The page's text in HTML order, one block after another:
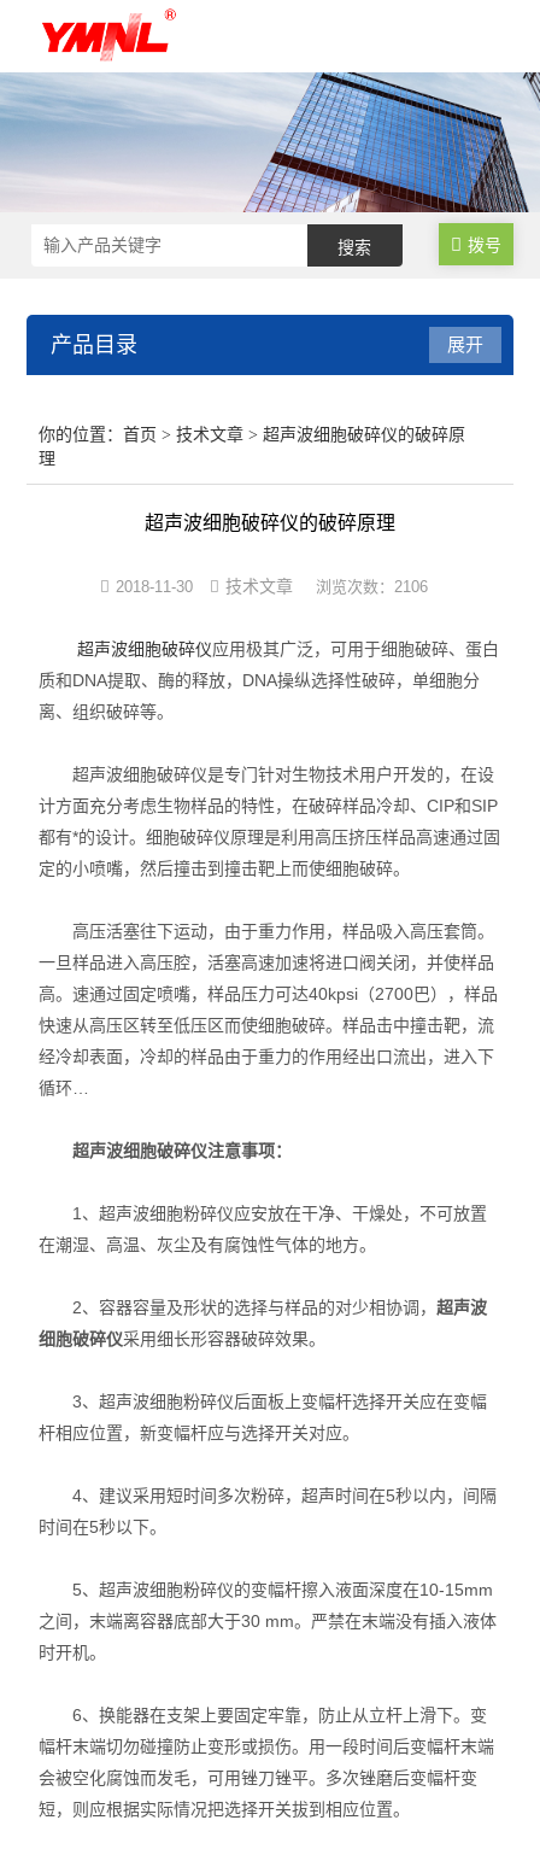
拨号
产品目录
超声波清洗机
光化学反应设备
冷冻干燥机
样品组织研磨仪
展开
你的位置：首页 >技术文章 > 超声波细胞破碎仪的破碎原
理
超声波细胞破碎仪的破碎原理
2018-11-30 技术文章 浏览次数：2106
超声波细胞破碎仪应用极其广泛，可用于细胞破碎、蛋白
质和DNA提取、酶的释放，DNA操纵选择性破碎，单细胞分
离、组织破碎等。
超声波细胞破碎仪是专门针对生物技术用户开发的，在设
计方面充分考虑生物样品的特性，在破碎样品冷却、CIP和SIP
都有*的设计。细胞破碎仪原理是利用高压挤压样品高速通过固
定的小喷嘴，然后撞击到撞击靶上而使细胞破碎。
高压活塞往下运动，由于重力作用，样品吸入高压套筒。
一旦样品进入高压腔，活塞高速加速将进口阀关闭，并使样品
高。速通过固定喷嘴，样品压力可达40kpsi（2700巴），样品
快速从高压区转至低压区而使细胞破碎。样品击中撞击靶，流
经冷却表面，冷却的样品由于重力的作用经出口流出，进入下
循环…
超声波细胞破碎仪注意事项：
1、超声波细胞粉碎仪应安放在干净、干燥处，不可放置
在潮湿、高温、灰尘及有腐蚀性气体的地方。
2、容器容量及形状的选择与样品的对少相协调，超声波
细胞破碎仪采用细长形容器破碎效果。
3、超声波细胞粉碎仪后面板上变幅杆选择开关应在变幅
杆相应位置，新变幅杆应与选择开关对应。
4、建议采用短时间多次粉碎，超声时间在5秒以内，间隔
时间在5秒以下。
5、超声波细胞粉碎仪的变幅杆擦入液面深度在10-15mm
之间，末端离容器底部大于30 mm。严禁在末端没有插入液体
时开机。
6、换能器在支架上要固定牢靠，防止从立杆上滑下。变
幅杆末端切勿碰撞防止变形或损伤。用一段时间后变幅杆末端
会被空化腐蚀而发毛，可用锉刀锉平。多次锉磨后变幅杆变
短，则应根据实际情况把选择开关拔到相应位置。